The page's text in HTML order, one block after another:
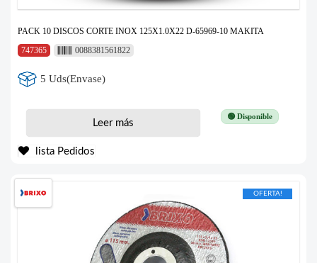
PACK 10 DISCOS CORTE INOX 125X1.0X22 D-65969-10 MAKITA
747365
0088381561822
5 Uds(Envase)
🟢 Disponible
Leer más
lista Pedidos
OFERTA!